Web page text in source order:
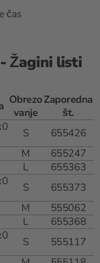
čas
Žagini listi
Obrezo
vanje
Zaporedna
št.
S
655426
M
655247
L
655363
S
655373
M
555062
L
655368
S
555117